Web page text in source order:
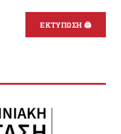
ΕΚΤΥΠΩΣΗ 🖨